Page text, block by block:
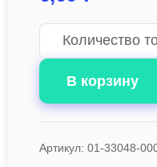
Количество
В корзину
Артикул: 01-33048-